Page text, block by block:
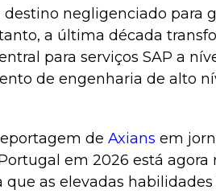
negligenciado para
a última década
para serviços SAP a
de engenharia de alto
de Axians em
em 2026 está
que as elevadas